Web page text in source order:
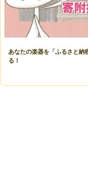
あなたの楽器を「ふるさと納
る！